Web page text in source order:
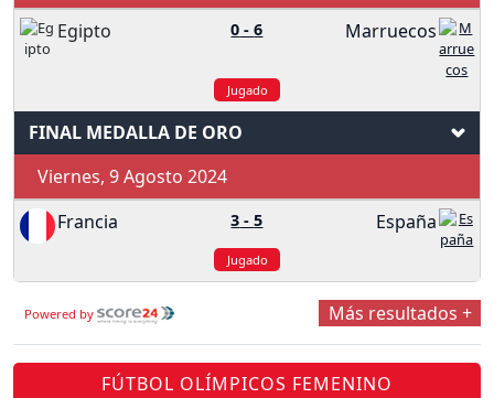
Egipto
0 -6 Marruecos
Jugado
FINAL MEDALLA DE ORO
Viernes, 9 Agosto 2024
Francia
3 -5 España
Jugado
Powered by Más resultados +
FÚTBOL OLÍMPICOS FEMENINO